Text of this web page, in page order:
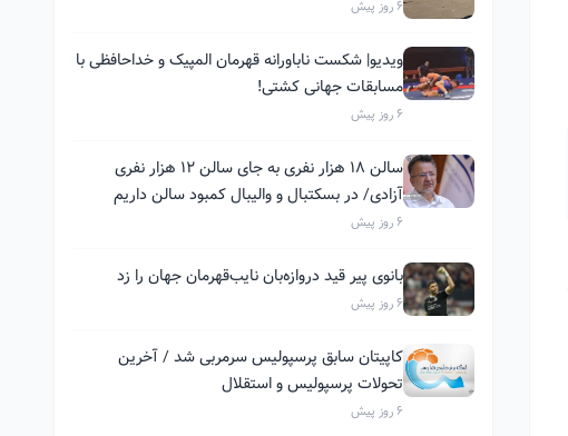
6 روز پیش
ویدیو| شکست ناباورانه قهرمان المپیک و خداحافظی با
مسابقات جهانی کشتی!
6 روز پیش
سالن ۱۸ هزار نفری به جای سالن ۱۲ هزار نفری
آزادی/ در بسکتبال و والیبال کمبود سالن داریم
6 روز پیش
بانوی پیر قید دروازه‌بان نایب‌قهرمان جهان را زد
6 روز پیش
کاپیتان سابق پرسپولیس سرمربی شد / آخرین
تحولات پرسپولیس و استقلال
6 روز پیش